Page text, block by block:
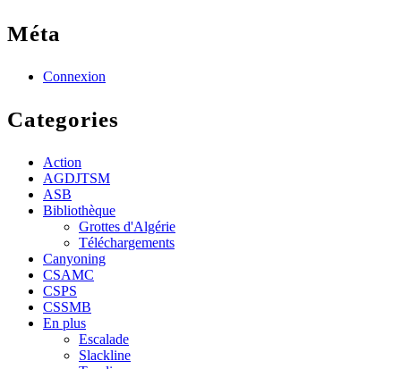
Méta
Connexion
Categories
Action
AGDJTSM
ASB
Bibliothèque
Grottes d'Algérie
Téléchargements
Canyoning
CSAMC
CSPS
CSSMB
En plus
Escalade
Slackline